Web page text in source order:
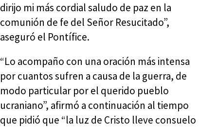
dirijo mi más cordial saludo de paz en la
comunión de fe del Señor Resucitado”,
aseguró el Pontífice.
“Lo acompaño con una oración más intensa
por cuantos sufren a causa de la guerra, de
modo particular por el querido pueblo
ucraniano”, afirmó a continuación al tiempo
que pidió que “la luz de Cristo lleve consuelo